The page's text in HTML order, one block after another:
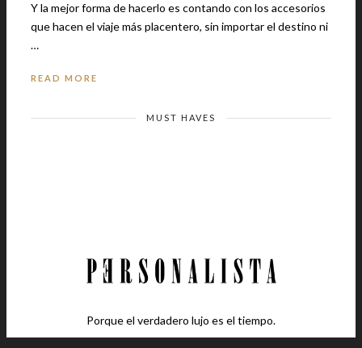
Y la mejor forma de hacerlo es contando con los accesorios
que hacen el viaje más placentero, sin importar el destino ni
…
READ MORE
MUST HAVES
Porque el verdadero lujo es el tiempo.